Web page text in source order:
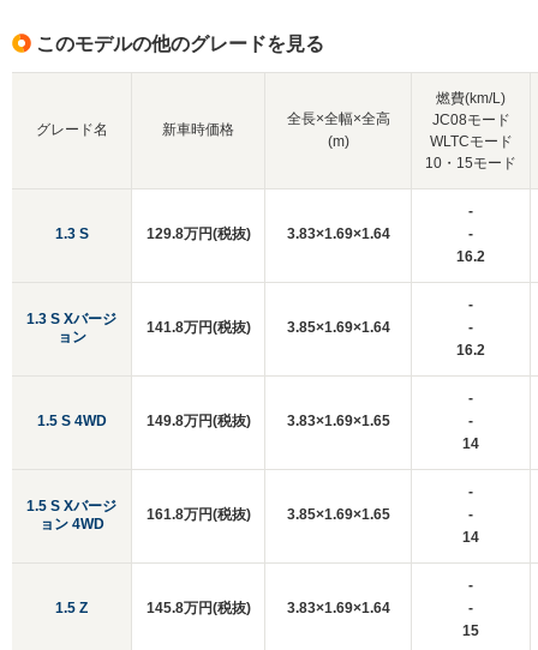
このモデルの他のグレードを見る
グレード名
1.3 S
1.3 S Xバージ
ョン
1.5 S 4WD
1.5 S Xバージ
ョン 4WD
1.5 Z
新車時価格
全長×全幅×全高
(m)
燃費(km/L)
JC08モード
WLTCモード
10・15モード
129.8万円(税抜) 3.83×1.69×1.64
-
-
16.2
141.8万円(税抜) 3.85×1.69×1.64
-
-
16.2
149.8万円(税抜) 3.83×1.69×1.65
-
-
14
161.8万円(税抜) 3.85×1.69×1.65
-
-
14
145.8万円(税抜) 3.83×1.69×1.64
-
-
15